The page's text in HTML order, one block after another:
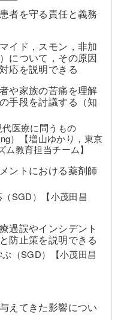
者を守る責任と義務
イド，スモン，非加
について，その原因
応を説明できる
や家族の苦痛を理解
手段を討議する（知
医療に問うもの
）【増山ゆかり，東京
教育担当チーム】
ントにおける薬剤師
SGD）【小茂田昌
過誤やインシデント
防止策を説明できる
（SGD）【小茂田昌
えてきた影響につい